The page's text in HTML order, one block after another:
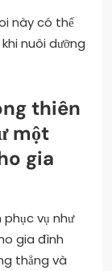
này có thể
nuôi dưỡng
thiên
một
gia
vụ như
gia đình
thẳng và